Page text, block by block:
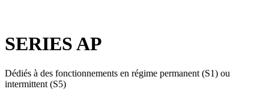
SERIES AP
Dédiés à des fonctionnements en régime permanent (S1) ou
intermittent (S5)